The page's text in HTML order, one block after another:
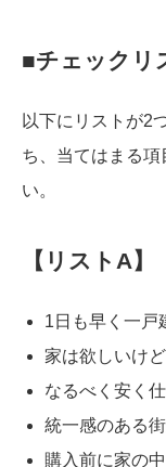
■チェックリ
以下にリストが2
ち、当てはまる
い。
【リストA】
1日も早く一戸
家は欲しいけ
なるべく安く
統一感のある
購入前に家の